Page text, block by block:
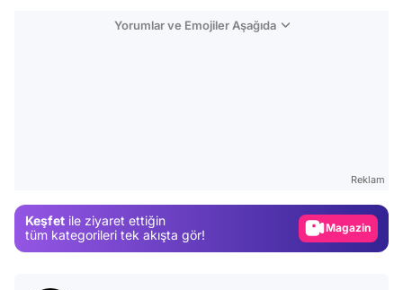
Yorumlar ve Emojiler Aşağıda
Reklam
Keşfet ile ziyaret ettiğin
tüm kategorileri tek akışta gör!
Video